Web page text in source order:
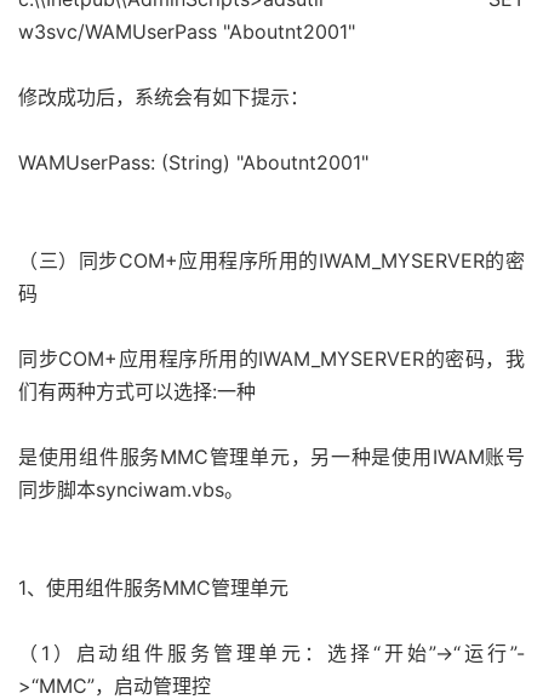
w3svc/WAMUserPass "Aboutnt2001"
修改成功后，系统会有如下提示：
WAMUserPass: (String) "Aboutnt2001"
（三）同步COM+应用程序所用的IWAM_MYSERVER的密
码
同步COM+应用程序所用的IWAM_MYSERVER的密码，我
们有两种方式可以选择:一种
是使用组件服务MMC管理单元，另一种是使用IWAM账号
同步脚本synciwam.vbs。
1、使用组件服务MMC管理单元
（1）启动组件服务管理单元：选择“开始”->“运行”-
>“MMC”，启动管理控